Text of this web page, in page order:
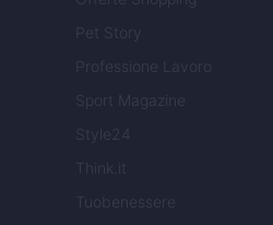
Pet Story
Professione Lavoro
Sport Magazine
Style24
Think.it
Tuobenessere